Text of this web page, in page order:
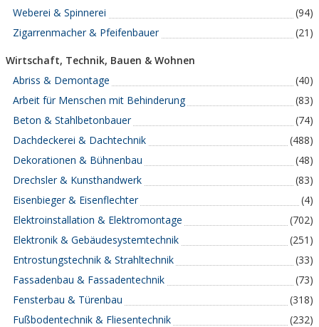
Weberei & Spinnerei
(94)
Zigarrenmacher & Pfeifenbauer
(21)
Wirtschaft, Technik, Bauen & Wohnen
Abriss & Demontage
(40)
Arbeit für Menschen mit Behinderung
(83)
Beton & Stahlbetonbauer
(74)
Dachdeckerei & Dachtechnik
(488)
Dekorationen & Bühnenbau
(48)
Drechsler & Kunsthandwerk
(83)
Eisenbieger & Eisenflechter
(4)
Elektroinstallation & Elektromontage
(702)
Elektronik & Gebäudesystemtechnik
(251)
Entrostungstechnik & Strahltechnik
(33)
Fassadenbau & Fassadentechnik
(73)
Fensterbau & Türenbau
(318)
Fußbodentechnik & Fliesentechnik
(232)